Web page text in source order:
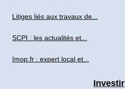
Litiges liés aux travaux de...
SCPI : les actualités et...
Imop.fr : expert local et...
Investir